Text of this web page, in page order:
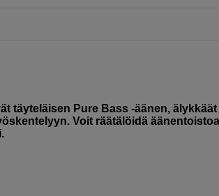
täyteläisen Pure Bass -äänen, älykkäät
Voit räätälöidä